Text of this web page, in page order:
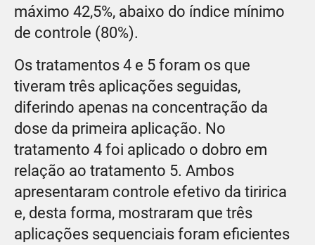
máximo 42,5%, abaixo do índice mínimo
de controle (80%).
Os tratamentos 4 e 5 foram os que
tiveram três aplicações seguidas,
diferindo apenas na concentração da
dose da primeira aplicação. No
tratamento 4 foi aplicado o dobro em
relação ao tratamento 5. Ambos
apresentaram controle efetivo da tiririca
e, desta forma, mostraram que três
aplicações sequenciais foram eficientes